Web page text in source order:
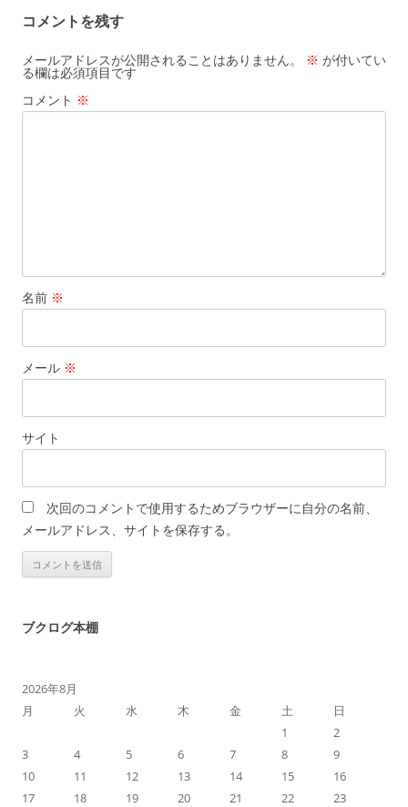
ビ
ゲ
ー
シ
コメントを残す
メールアドレスが公開されることはありません。 ※ が付いてい
る欄は必須項目です
コメント ※
名前 ※
メール ※
サイト
次回のコメントで使用するためブラウザーに自分の名前、
メールアドレス、サイトを保存する。
ブクログ本棚
2026年8月
月
火 水 木 金 土
日
1
2
3
4 5 6 7 8
9
10
11 12 13 14 15
16
17
18 19 20 21 22
23